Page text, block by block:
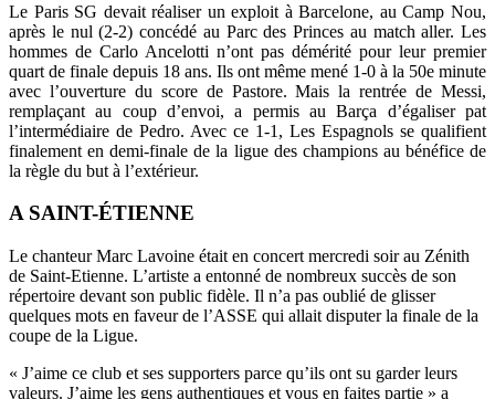
Le Paris SG devait réaliser un exploit à Barcelone, au Camp Nou,
après le nul (2-2) concédé au Parc des Princes au match aller. Les
hommes de Carlo Ancelotti n’ont pas démérité pour leur premier
quart de finale depuis 18 ans. Ils ont même mené 1-0 à la 50e minute
avec l’ouverture du score de Pastore. Mais la rentrée de Messi,
remplaçant au coup d’envoi, a permis au Barça d’égaliser pat
l’intermédiaire de Pedro. Avec ce 1-1, Les Espagnols se qualifient
finalement en demi-finale de la ligue des champions au bénéfice de
la règle du but à l’extérieur.
A SAINT-ÉTIENNE
Le chanteur Marc Lavoine était en concert mercredi soir au Zénith
de Saint-Etienne. L’artiste a entonné de nombreux succès de son
répertoire devant son public fidèle. Il n’a pas oublié de glisser
quelques mots en faveur de l’ASSE qui allait disputer la finale de la
coupe de la Ligue.
« J’aime ce club et ses supporters parce qu’ils ont su garder leurs
valeurs. J’aime les gens authentiques et vous en faites partie » a